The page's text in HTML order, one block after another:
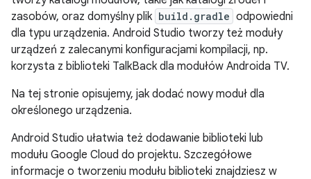
zasobów, oraz domyślny plik build.gradle odpowiedni
dla typu urządzenia. Android Studio tworzy też moduły
urządzeń z zalecanymi konfiguracjami kompilacji, np.
korzysta z biblioteki TalkBack dla modułów Androida TV.
Na tej stronie opisujemy, jak dodać nowy moduł dla
określonego urządzenia.
Android Studio ułatwia też dodawanie biblioteki lub
modułu Google Cloud do projektu. Szczegółowe
informacje o tworzeniu modułu biblioteki znajdziesz w